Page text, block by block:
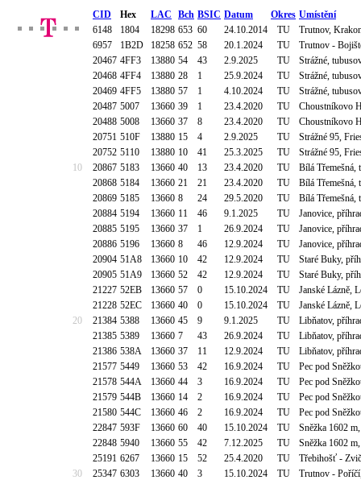
CID Hex LAC Bch BSIC Datum Okres Umístění
6148
1804 18298 653 60 24.10.2014 TU
Trutnov,
6957
1B2D 18258 652 58 20.1.2024 TU
Trutnov -
20467 4FF3 13880 54 43 2.9.2025 TU
Strážné,
20468 4FF4 13880 28 1 25.9.2024 TU
Strážné,
20469 4FF5 13880 57 1 4.10.2024 TU
Strážné,
20487 5007 13660 39 1 23.4.2020 TU
Choustníkovo
20488 5008 13660 37 8 23.4.2020 TU
Choustníkovo
20751 510F 13880 15 4 2.9.2025 TU
Strážné 95,
20752 5110 13880 10 41 25.3.2025 TU
Strážné 95,
10
20867 5183 13660 40 13 23.4.2020 TU
Bílá Třemešná,
20868 5184 13660 21 21 23.4.2020 TU
Bílá Třemešná,
20869 5185 13660 8 24 29.5.2020 TU
Bílá Třemešná,
20884 5194 13660 11 46 9.1.2025 TU
Janovice,
20885 5195 13660 37 1 26.9.2024 TU
Janovice,
20886 5196 13660 8 46 12.9.2024 TU
Janovice,
20904 51A8 13660 10 42 12.9.2024 TU
Staré Buky,
20905 51A9 13660 52 42 12.9.2024 TU
Staré Buky,
21227 52EB 13660 57 0 15.10.2024 TU
Janské Lázně,
21228 52EC 13660 40 0 15.10.2024 TU
Janské Lázně,
20
21384 5388 13660 45 9 9.1.2025 TU
Libňatov,
21385 5389 13660 7 43 26.9.2024 TU
Libňatov,
21386 538A 13660 37 11 12.9.2024 TU
Libňatov,
21577 5449 13660 53 42 16.9.2024 TU
Pec pod
21578 544A 13660 44 3 16.9.2024 TU
Pec pod
21579 544B 13660 14 2 16.9.2024 TU
Pec pod
21580 544C 13660 46 2 16.9.2024 TU
Pec pod
22847 593F 13660 60 40 15.10.2024 TU
Sněžka 1602
22848 5940 13660 55 42 7.12.2025 TU
Sněžka 1602
25191 6267 13660 15 52 25.4.2020 TU
Třebihošť -
30
25347 6303 13660 40 3 15.10.2024 TU
Trutnov -